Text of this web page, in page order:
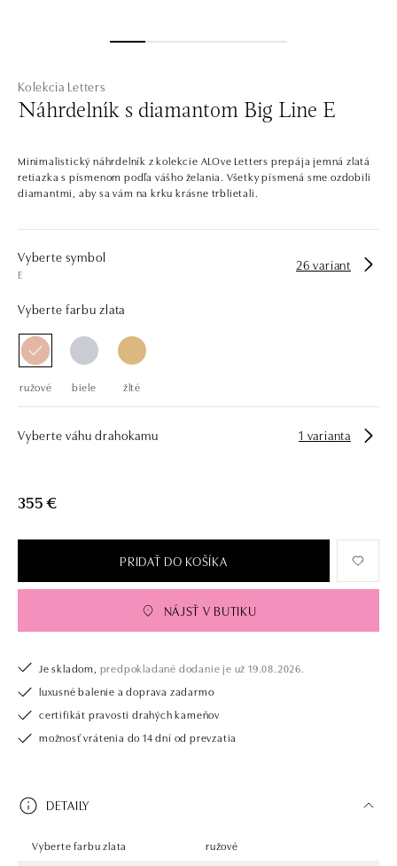
Kolekcia Letters
Náhrdelník s diamantom Big Line E
Minimalistický náhrdelník z kolekcie ALOve Letters prepája jemná zlatá
retiazka s písmenom podľa vášho želania. Všetky písmená sme ozdobili
diamantmi, aby sa vám na krku krásne trblietali.
Vyberte symbol
E
26 variant
Vyberte farbu zlata
ružové biele žlté
Vyberte váhu drahokamu 1 varianta
355 €
PRIDAŤ DO KOŠÍKA
NÁJSŤ V BUTIKU
Je skladom, predpokladané dodanie je už 19.08.2026.
luxusné balenie a doprava zadarmo
certifikát pravosti drahých kameňov
možnosť vrátenia do 14 dní od prevzatia
DETAILY
Vyberte farbu zlata
ružové